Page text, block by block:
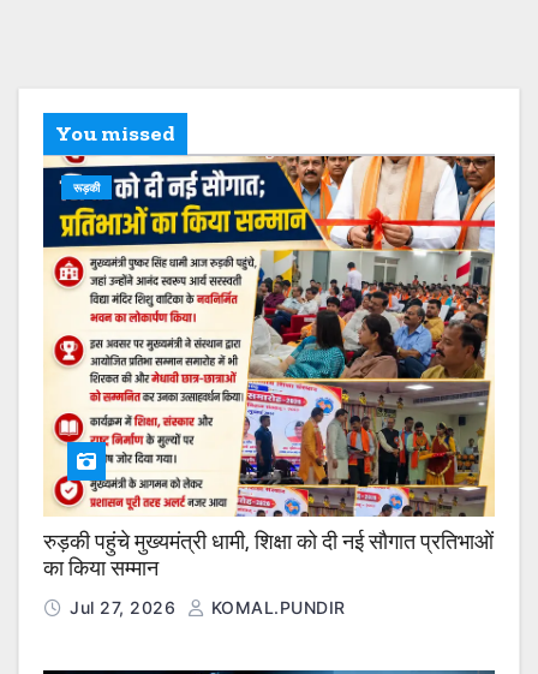
You missed
रूड़की
रुड़की पहुंचे मुख्यमंत्री धामी, शिक्षा को दी नई सौगात प्रतिभाओं
का किया सम्मान
Jul 27, 2026 KOMAL.PUNDIR